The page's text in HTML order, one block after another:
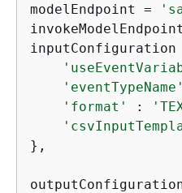
modelEndpoint =
inputConfiguration
'eventTypeName'
'format'
:
},